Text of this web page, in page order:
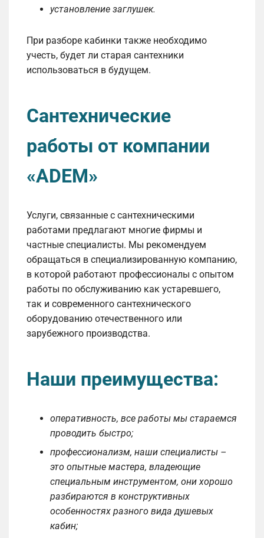
установление заглушек.
При разборе кабинки также необходимо
учесть, будет ли старая сантехники
использоваться в будущем.
Сантехнические
работы от компании
«ADEM»
Услуги, связанные с сантехническими
работами предлагают многие фирмы и
частные специалисты. Мы рекомендуем
обращаться в специализированную компанию,
в которой работают профессионалы с опытом
работы по обслуживанию как устаревшего,
так и современного сантехнического
оборудованию отечественного или
зарубежного производства.
Наши преимущества:
оперативность, все работы мы стараемся
проводить быстро;
профессионализм, наши специалисты –
это опытные мастера, владеющие
специальным инструментом, они хорошо
разбираются в конструктивных
особенностях разного вида душевых
кабин;